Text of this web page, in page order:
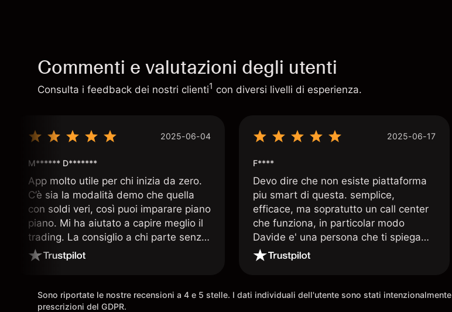
Commenti e valutazioni degli utenti
Consulta i feedback dei nostri clienti1 con diversi livelli di esperienza.
2025-06-04
M****** D*******
App molto utile per chi inizia da zero.
C’è sia la modalità demo che quella
con soldi veri, così puoi imparare piano
piano. Mi ha aiutato a capire meglio il
trading. La consiglio a chi parte senza
esperienza.
2025-06-17
F****
Devo dire che non esiste piattaforma
piu smart di questa. semplice,
efficace, ma sopratutto un call center
che funziona, in particolar modo
Davide e' una persona che ti spiega
quando le tue conoscenze non
arrivano. super consigliata
Sono riportate le nostre recensioni a 4 e 5 stelle. I dati individuali dell'utente sono stati
prescrizioni del GDPR.